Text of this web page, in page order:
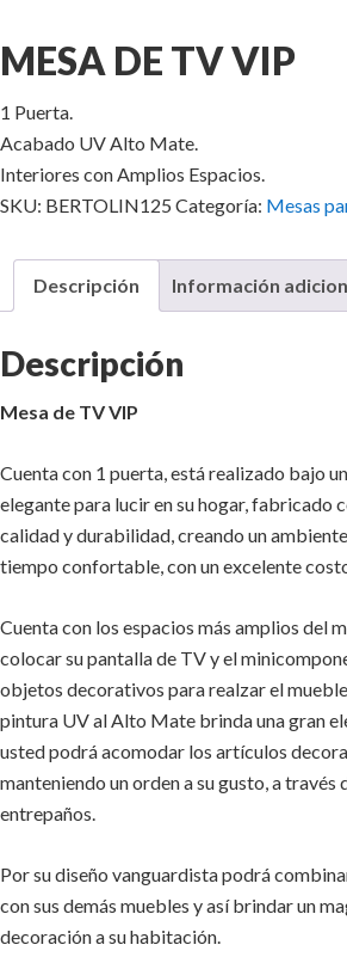
MESA DE TV VIP
1 Puerta.
Acabado UV Alto Mate.
Interiores con Amplios Espacios.
SKU: BERTOLIN125 Categoría: Mesas
Descripción Información
Descripción
Mesa de TV VIP
Cuenta con 1 puerta, está realizado bajo
elegante para lucir en su hogar, fabricado
calidad y durabilidad, creando un
tiempo confortable, con un excelente
Cuenta con los espacios más amplios del
colocar su pantalla de TV y el
objetos decorativos para realzar el
pintura UV al Alto Mate brinda una gran
usted podrá acomodar los artículos
manteniendo un orden a su gusto, a través
entrepaños.
Por su diseño vanguardista podrá
con sus demás muebles y así brindar un
decoración a su habitación.